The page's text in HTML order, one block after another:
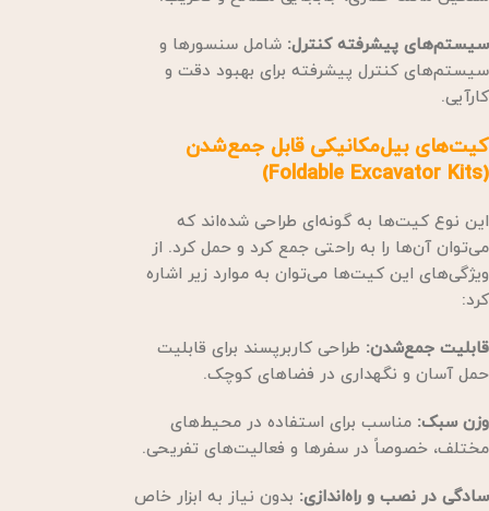
سیستم‌های پیشرفته کنترل: شامل سنسورها و
سیستم‌های کنترل پیشرفته برای بهبود دقت و
کارآیی.
کیت‌های بیل‌مکانیکی قابل جمع‌شدن
(Foldable Excavator Kits)
این نوع کیت‌ها به گونه‌ای طراحی شده‌اند که
می‌توان آن‌ها را به راحتی جمع کرد و حمل کرد. از
ویژگی‌های این کیت‌ها می‌توان به موارد زیر اشاره
کرد:
قابلیت جمع‌شدن: طراحی کاربرپسند برای قابلیت
حمل آسان و نگهداری در فضاهای کوچک.
وزن سبک: مناسب برای استفاده در محیط‌های
مختلف، خصوصاً در سفرها و فعالیت‌های تفریحی.
سادگی در نصب و راه‌اندازی: بدون نیاز به ابزار خاص